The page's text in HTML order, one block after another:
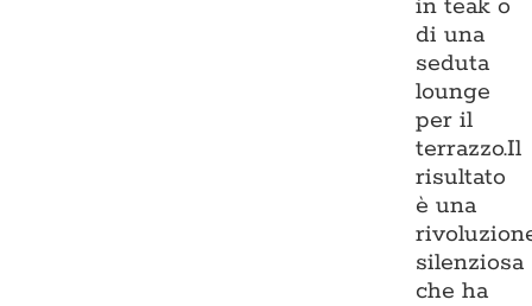
in teak o
di una
seduta
lounge
per il
terrazzo.Il
risultato
è una
silenziosa
che ha